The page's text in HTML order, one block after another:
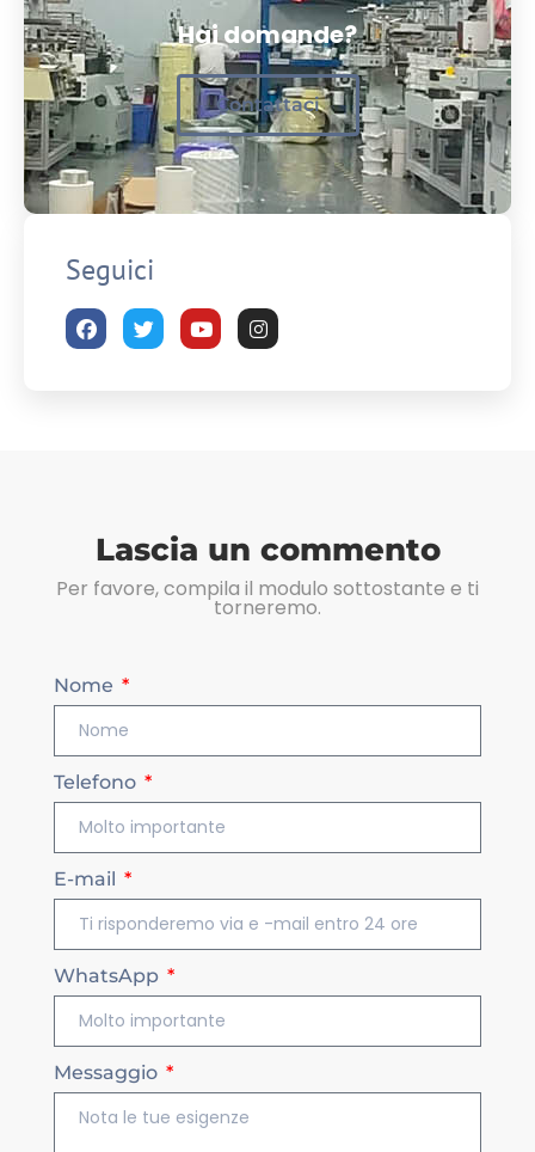
Hai domande?
Contattaci
Seguici
Lascia un commento
Per favore, compila il modulo sottostante e ti
torneremo.
Nome
Telefono
E-mail
WhatsApp
Messaggio